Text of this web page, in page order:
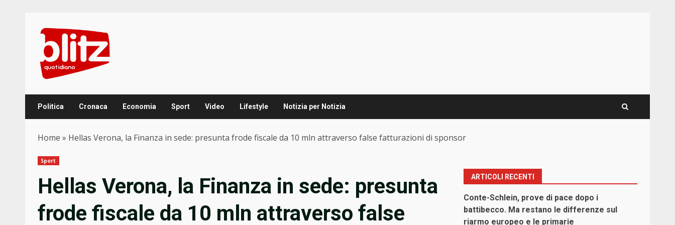
content
Politica Cronaca Economia Sport Video Lifestyle Notizia per Notizia
Home » Hellas Verona, la Finanza in sede: presunta frode fiscale da 10 mln attraverso false fatturazioni di sponsor
Sport
Hellas Verona, la Finanza in sede: presunta
frode fiscale da 10 mln attraverso false
ARTICOLI RECENTI
Conte-Schlein, prove di pace dopo i
battibecco. Ma restano le differenze sul
riarmo europeo e le primarie